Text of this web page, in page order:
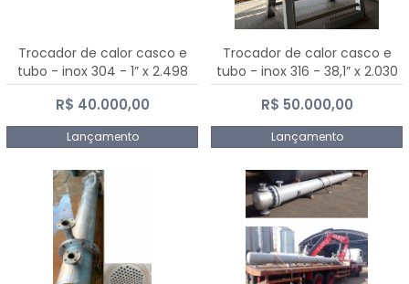
Trocador de calor casco e
tubo - inox 304 - 1” x 2.498
mm
R$ 40.000,00
Lançamento
Trocador de calor casco e
tubo - inox 316 - 38,1” x 2.030
mm
R$ 50.000,00
Lançamento